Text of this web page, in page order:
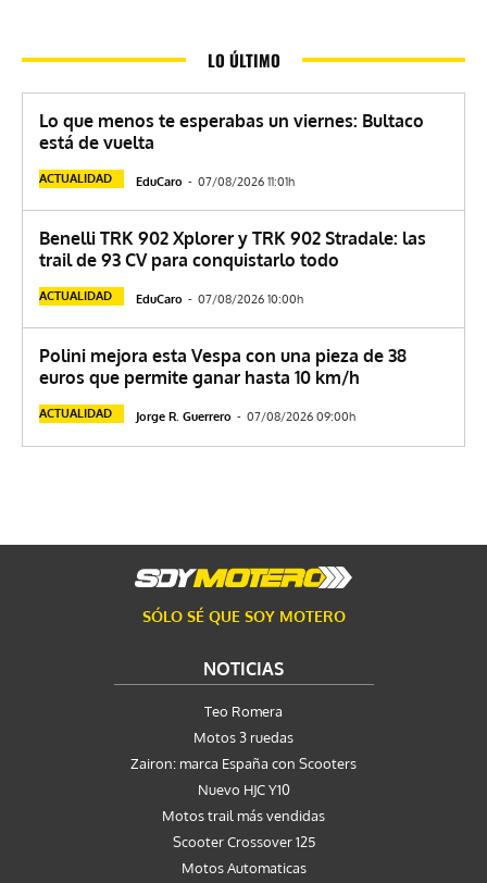
LO ÚLTIMO
Lo que menos te esperabas un viernes: Bultaco
está de vuelta
ACTUALIDAD EduCaro - 07/08/2026 11:01h
Benelli TRK 902 Xplorer y TRK 902 Stradale: las
trail de 93 CV para conquistarlo todo
ACTUALIDAD EduCaro - 07/08/2026 10:00h
Polini mejora esta Vespa con una pieza de 38
euros que permite ganar hasta 10 km/h
ACTUALIDAD Jorge R. Guerrero - 07/08/2026 09:00h
SÓLO SÉ QUE SOY MOTERO
NOTICIAS
Teo Romera
Motos 3 ruedas
Zairon: marca España con Scooters
Nuevo HJC Y10
Motos trail más vendidas
Scooter Crossover 125
Motos Automaticas